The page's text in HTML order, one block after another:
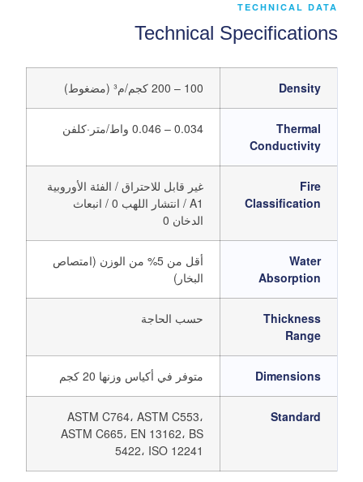
TECHNICAL DATA
Technical Specifications
Density 100 – 200 كجم/م³ (مضغوط)
Thermal
Conductivity
0.034 – 0.046 واط/متر·كلفن
Fire
Classification
غير قابل للاحتراق / الفئة الأوروبية
A1 / انتشار اللهب 0 / انبعاث
الدخان 0
Water
Absorption
أقل من 5% من الوزن (امتصاص
البخار)
Thickness
Range
حسب الحاجة
Dimensions متوفر في أكياس وزنها 20 كجم
Standard
ASTM C764، ASTM C553،
ASTM C665، EN 13162، BS
5422، ISO 12241